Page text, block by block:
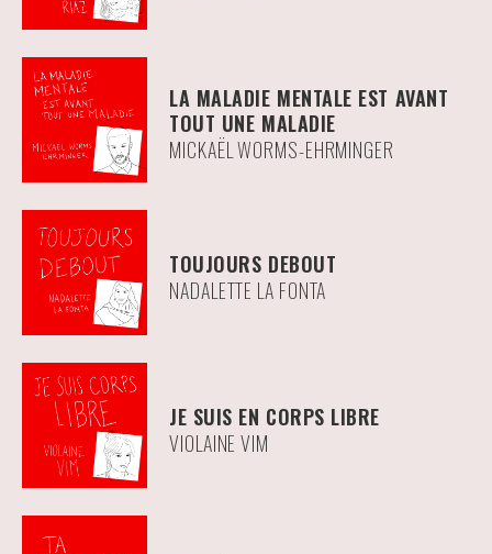
LA MALADIE MENTALE EST AVANT
TOUT UNE MALADIE
MICKAËL WORMS-EHRMINGER
TOUJOURS DEBOUT
NADALETTE LA FONTA
JE SUIS EN CORPS LIBRE
VIOLAINE VIM